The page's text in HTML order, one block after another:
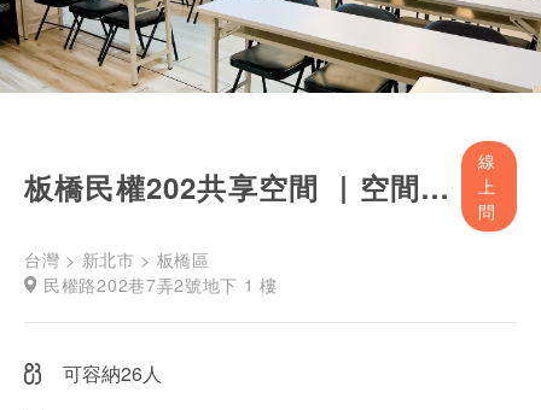
板橋民權202共享空間 ｜空間｜場地｜會議室｜講座｜活動｜日租｜時租｜
線
上
問
台灣 > 新北市 > 板橋區
民權路202巷7弄2號地下 1 樓
可容納26人